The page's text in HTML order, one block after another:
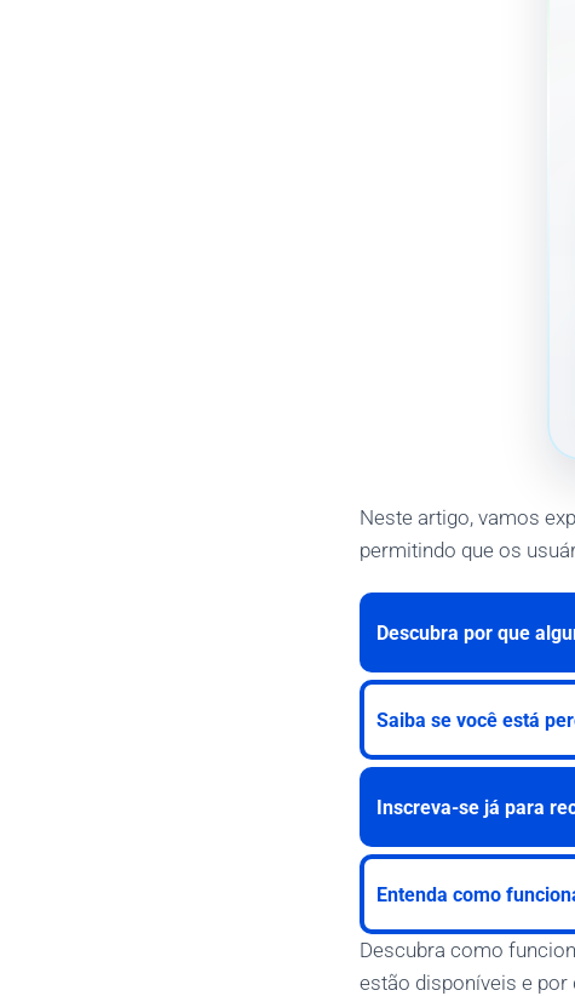
Neste artigo, vamos
permitindo que os
Descubra por que
Saiba se você está
Inscreva-se já para
Entenda como
Descubra como
estão disponíveis e por